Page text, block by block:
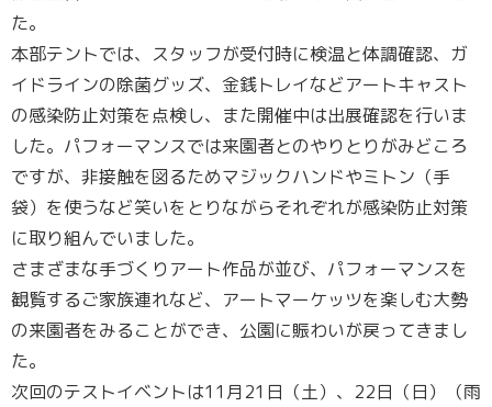
た。
本部テントでは、スタッフが受付時に検温と体調確認、ガ
イドラインの除菌グッズ、金銭トレイなどアートキャスト
の感染防止対策を点検し、また開催中は出展確認を行いま
した。パフォーマンスでは来園者とのやりとりがみどころ
ですが、非接触を図るためマジックハンドやミトン（手
袋）を使うなど笑いをとりながらそれぞれが感染防止対策
に取り組んでいました。
さまざまな手づくりアート作品が並び、パフォーマンスを
観覧するご家族連れなど、アートマーケッツを楽しむ大勢
の来園者をみることができ、公園に賑わいが戻ってきまし
た。
次回のテストイベントは11月21日（土）、22日（日）（雨